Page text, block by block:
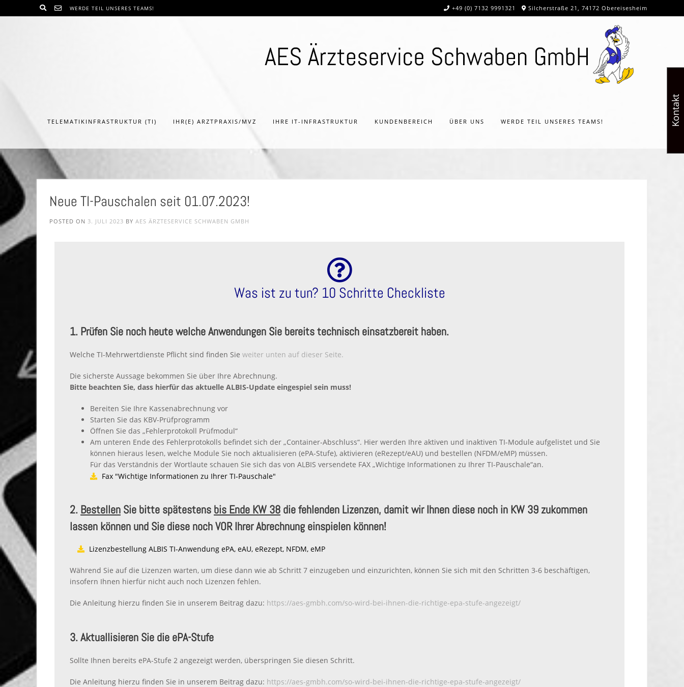
+49 (0) 7132 9991321 Silcherstraße 21, 74172 Obereisesheim
WERDE TEIL UNSERES TEAMS!
TELEMATIKINFRASTRUKTUR (TI) IHR(E) ARZTPRAXIS/MVZ IHRE IT-INFRASTRUKTUR KUNDENBEREICH ÜBER UNS WERDE TEIL UNSERES TEAMS!
Neue TI-Pauschalen seit 01.07.2023!
POSTED ON 3. JULI 2023 BY AES ÄRZTESERVICE SCHWABEN GMBH
Was ist zu tun? 10 Schritte Checkliste
1. Prüfen Sie noch heute welche Anwendungen Sie bereits technisch einsatzbereit haben.
Welche TI-Mehrwertdienste Pflicht sind finden Sie weiter unten auf dieser Seite.
Die sicherste Aussage bekommen Sie über Ihre Abrechnung.
Bitte beachten Sie, dass hierfür das aktuelle ALBIS-Update eingespiel sein muss!
Bereiten Sie Ihre Kassenabrechnung vor
Starten Sie das KBV-Prüfprogramm
Öffnen Sie das „Fehlerprotokoll Prüfmodul“
Am unteren Ende des Fehlerprotokolls befindet sich der „Container-Abschluss“. Hier werden Ihre aktiven und inaktiven TI-Module aufgelistet und Sie
können hieraus lesen, welche Module Sie noch aktualisieren (ePA-Stufe), aktivieren (eRezept/eAU) und bestellen (NFDM/eMP) müssen.
Für das Verständnis der Wortlaute schauen Sie sich das von ALBIS versendete FAX „Wichtige Informationen zu Ihrer TI-Pauschale“an.
Fax "Wichtige Informationen zu Ihrer TI-Pauschale"
2. Bestellen Sie bitte spätestens bis Ende KW 38 die fehlenden Lizenzen, damit wir Ihnen diese noch in KW 39 zukommen
lassen können und Sie diese noch VOR Ihrer Abrechnung einspielen können!
Lizenzbestellung ALBIS TI-Anwendung ePA, eAU, eRezept, NFDM, eMP
Während Sie auf die Lizenzen warten, um diese dann wie ab Schritt 7 einzugeben und einzurichten, können Sie sich mit den Schritten 3-6 beschäftigen,
insofern Ihnen hierfür nicht auch noch Lizenzen fehlen.
Die Anleitung hierzu finden Sie in unserem Beitrag dazu: https://aes-gmbh.com/so-wird-bei-ihnen-die-richtige-epa-stufe-angezeigt/
3. Aktuallisieren Sie die ePA-Stufe
Sollte Ihnen bereits ePA-Stufe 2 angezeigt werden, überspringen Sie diesen Schritt.
Die Anleitung hierzu finden Sie in unserem Beitrag dazu: https://aes-gmbh.com/so-wird-bei-ihnen-die-richtige-epa-stufe-angezeigt/
Kontakt